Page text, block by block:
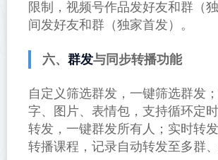
限制，视频号作品发好友和群（
间发好友和群（独家首发）。
六、 群发与同步转播功能
自定义筛选群发，一键筛选群发
字、图片、表情包，支持循环定
转发，一键群发所有人；实时转
转播课程，记录自动转发至多群、